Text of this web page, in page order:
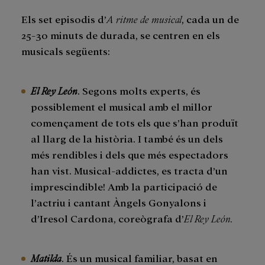
Els set episodis d’A ritme de musical, cada un de
25-30 minuts de durada, se centren en els
musicals següents:
El Rey León . Segons molts experts, és
possiblement el musical amb el millor
començament de tots els que s’han produït
al llarg de la història. I també és un dels
més rendibles i dels que més espectadors
han vist. Musical-addictes, es tracta d’un
imprescindible! Amb la participació de
l’actriu i cantant Àngels Gonyalons i
d’Iresol Cardona, coreògrafa d’El Rey León.
Matilda . És un musical familiar, basat en